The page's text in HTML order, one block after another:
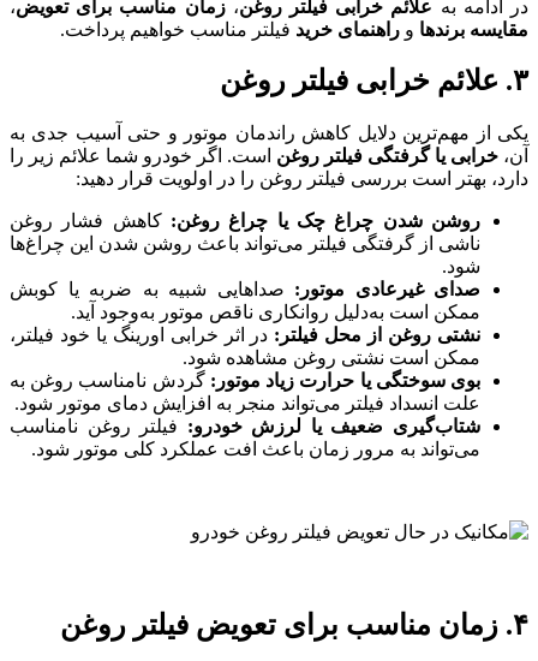
در ادامه به علائم خرابی فیلتر روغن،زمان مناسب برای تعویض،
مقایسه برندها و راهنمای خرید فیلتر مناسب خواهیم پرداخت.
۳. علائم خرابی فیلتر روغن
یکی از مهم‌ترین دلایل کاهش راندمان موتور و حتی آسیب جدی به
آن، خرابی یا گرفتگی فیلتر روغن است. اگر خودرو شما علائم زیر را
دارد، بهتر است بررسی فیلتر روغن را در اولویت قرار دهید:
روشن شدن چراغ چک یا چراغ روغن: کاهش فشار روغن
ناشی از گرفتگی فیلتر می‌تواند باعث روشن شدن این چراغ‌ها
شود.
صدای غیرعادی موتور : صداهایی شبیه به ضربه یا کوبش
ممکن است به‌دلیل روانکاری ناقص موتور به‌وجود آید.
نشتی روغن از محل فیلتر : در اثر خرابی اورینگ یا خود فیلتر،
ممکن است نشتی روغن مشاهده شود.
بوی سوختگی یا حرارت زیاد موتور : گردش نامناسب روغن به
علت انسداد فیلتر می‌تواند منجر به افزایش دمای موتور شود.
شتاب‌گیری ضعیف یا لرزش خودرو: فیلتر روغن نامناسب
می‌تواند به مرور زمان باعث افت عملکرد کلی موتور شود.
۴. زمان مناسب برای تعویض فیلتر روغن